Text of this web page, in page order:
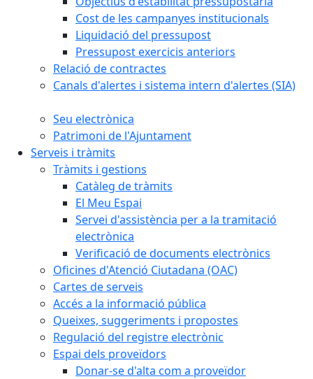
Cost de les campanyes institucionals
Liquidació del pressupost
Pressupost exercicis anteriors
Relació de contractes
Canals d'alertes i sistema intern d'alertes (SIA)
Seu electrònica
Patrimoni de l'Ajuntament
Serveis i tràmits
Tràmits i gestions
Catàleg de tràmits
El Meu Espai
Servei d'assistència per a la tramitació
electrònica
Verificació de documents electrònics
Oficines d'Atenció Ciutadana (OAC)
Cartes de serveis
Accés a la informació pública
Queixes, suggeriments i propostes
Regulació del registre electrònic
Espai dels proveïdors
Donar-se d'alta com a proveïdor